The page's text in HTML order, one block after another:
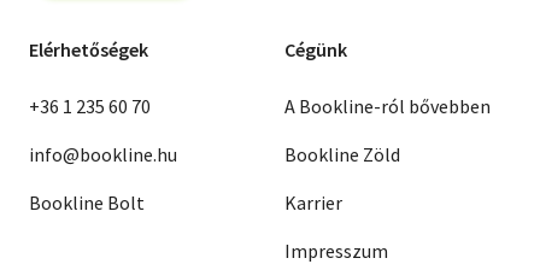
Elérhetőségek
+36 1 235 60 70
info@bookline.hu
Bookline Bolt
Cégünk
A Bookline-ról bővebben
Bookline Zöld
Karrier
Impresszum